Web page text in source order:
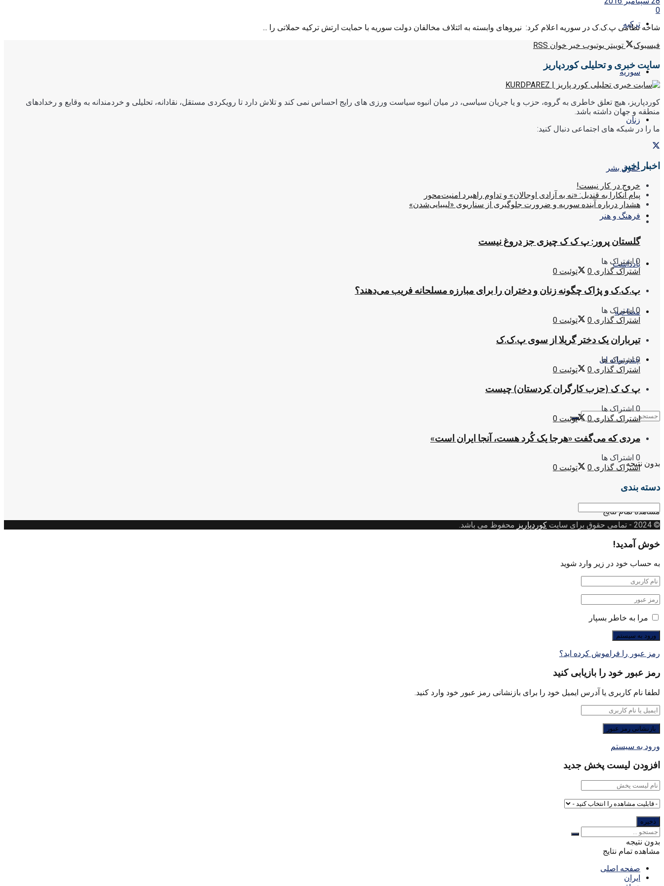
ترکیه
سوریه
زنان
حقوق بشر
فرهنگ و هنر
یادداشت
مصاحبه
چندرسانه ای
بدون نتیجه
مشاهده تمام نتایج
0
شاخه نظامی پ.ک.ک در سوریه اعلام کرد: نیروهای وابسته به ائتلاف مخالفان دولت سوریه با حمایت ارتش ترکیه حملاتی را ...
فیسبوک
توییتر یوتیوب خبر خوان RSS
سایت خبری و تحلیلی کوردپاریز
کوردپاریز، هیچ تعلق خاطری به گروه، حزب و یا جریان سیاسی، در میان انبوه سیاست ورزی های رایج احساس نمی کند و تلاش دارد تا رویکردی مستقل، نقادانه، تحلیلی و خردمندانه به وقایع و رخدادهای
منطقه و جهان داشته باشد.
ما را در شبکه های اجتماعی دنبال کنید:
اخبار اخیر
خروج در کار نیست!
پیام آنکارا به قندیل: «نه به آزادی اوجالان» و تداوم راهبرد امنیت‌محور
هشدار درباره آینده سوریه و ضرورت جلوگیری از سناریوی «لیبیایی‌شدن»
گلستان پرور: پ ک ک چیزی جز دروغ نیست
0 اشتراک ها
اشتراک گذاری 0 توئیت 0
پ.ک.ک و پژاک چگونه زنان و دختران را برای مبارزه مسلحانه فریب می‌دهند؟
0 اشتراک ها
اشتراک گذاری 0 توئیت 0
تیرباران یک دختر گریلا از سوی پ.ک.ک
0 اشتراک ها
اشتراک گذاری 0 توئیت 0
پ ک ک (حزب کارگران کردستان) چیست
0 اشتراک ها
اشتراک گذاری 0 توئیت 0
مردی که می‌گفت «هرجا یک کُرد هست، آنجا ایران است»
0 اشتراک ها
اشتراک گذاری 0 توئیت 0
دسته بندی
دسته
بندی
© 2024
- تمامی حقوق برای سایت کوردپاریز محفوظ می باشد.
خوش آمدید!
به حساب خود در زیر وارد شوید
مرا به خاطر بسپار
رمز عبور را فراموش کرده اید؟
رمز عبور خود را بازیابی کنید
لطفا نام کاربری یا آدرس ایمیل خود را برای بازنشانی رمز عبور خود وارد کنید.
ورود به سیستم
افزودن لیست پخش جدید
بدون نتیجه
مشاهده تمام نتایج
صفحه اصلی
ایران